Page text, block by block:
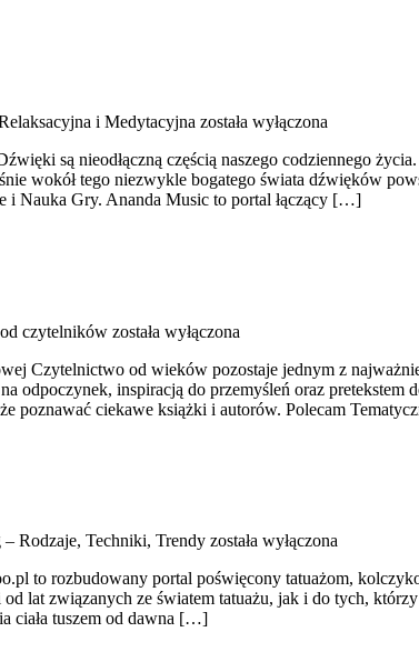
i Medytacyjna została wyłączona
są nieodłączną częścią naszego codziennego
wokół tego niezwykle bogatego świata dźwięków
i Nauka Gry. Ananda Music to portal łączący […]
czytelników została wyłączona
Czytelnictwo od wieków pozostaje jednym z
inspiracją do przemyśleń oraz pretekstem
poznawać ciekawe książki i autorów. Polecam
– Rodzaje, Techniki, Trendy została wyłączona
to rozbudowany portal poświęcony tatuażom,
lat związanych ze światem tatuażu, jak i do tych,
ciała tuszem od dawna […]